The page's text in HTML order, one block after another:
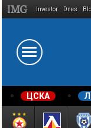
Investor Dnes
ЦСКА